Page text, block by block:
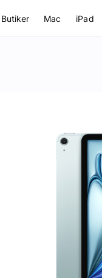
Butiker Mac iPad